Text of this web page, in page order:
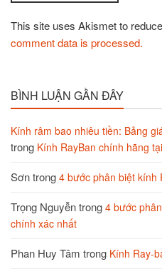
This site uses Akismet to
comment data is processed.
BÌNH LUẬN GẦN ĐÂY
Kính râm bao nhiêu tiền: Bảng
trong Kính RayBan chính hãng
Sơntrong 4 bước phân biệt kính
Trọng Nguyễntrong 4 bước
chính xác nhất
Phan Huy Tâm trong Kính Ray-